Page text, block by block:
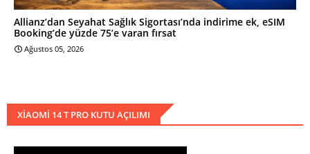
Allianz’dan Seyahat Sağlık Sigortası’nda indirime ek, eSIM
Booking’de yüzde 75’e varan fırsat
Ağustos 05, 2026
XIAOMI 14 T PRO KUTU AÇILIMI